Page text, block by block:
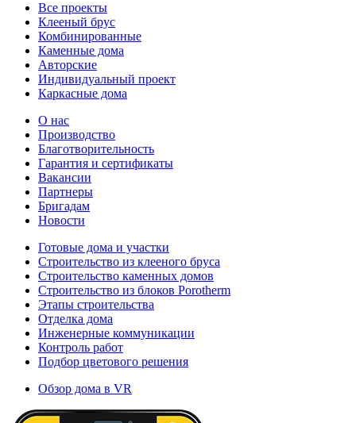
Все проекты
Клееный брус
Комбинированные
Каменные дома
Авторские
Индивидуальный проект
Каркасные дома
О нас
Производство
Благотворительность
Гарантия и сертификаты
Вакансии
Партнеры
Бригадам
Новости
Готовые дома и участки
Строительство из клееного бруса
Строительство каменных домов
Строительство из блоков Porotherm
Этапы строительства
Отделка дома
Инженерные коммуникации
Контроль работ
Подбор цветового решения
Обзор дома в VR